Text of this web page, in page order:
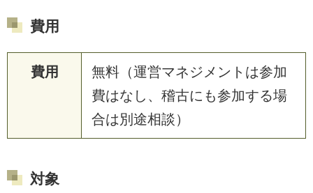
費用
費用
無料（運営マネジメントは参加
費はなし、稽古にも参加する場
合は別途相談）
対象